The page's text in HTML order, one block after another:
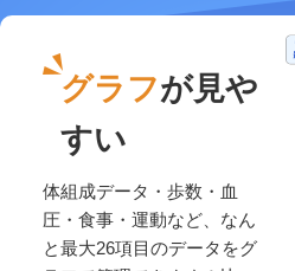
グラフが見や
すい
体組成データ・歩数・血
圧・食事・運動など、なん
と最大26項目のデータをグ